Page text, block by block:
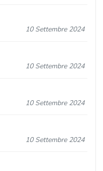
10 Settembre 2024
10 Settembre 2024
10 Settembre 2024
10 Settembre 2024